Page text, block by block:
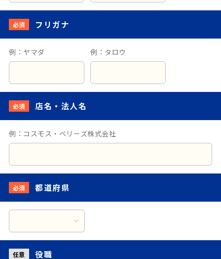
必須 フリガナ
例：ヤマダ 例：タロウ
必須 店名・法人名
例：コスモス・ベリーズ株式会社
必須 都道府県
任意 役職